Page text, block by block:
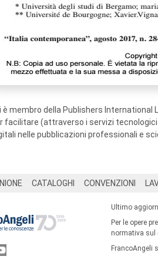
è membro della Publishers
facilitare (attraverso i servizi
nelle pubblicazioni professionali e
CATALOGHI CONVENZIONI
Ultimo
Per le opere
normativa sul
FrancoAngeli